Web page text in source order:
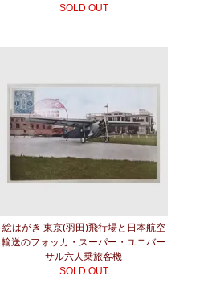
SOLD OUT
絵はがき 東京(羽田)飛行場と日本航空
輸送のフォッカ・スーパー・ユニバー
サル六人乗旅客機
SOLD OUT